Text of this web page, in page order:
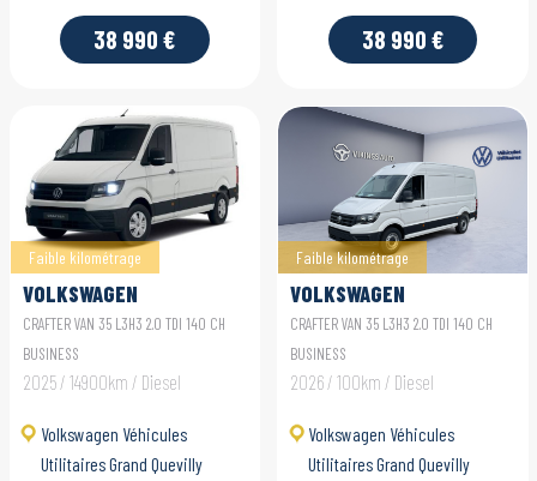
Cardonnay
38 990 € 38 990 €
Faible kilométrage
VOLKSWAGEN
UTILITAIRES CRAFTER
VAN
CRAFTER VAN 35 L3H3 2.0 TDI 140 CH
BUSINESS
2025 / 14900km / Diesel
Volkswagen Véhicules
Utilitaires Grand Quevilly
Faible kilométrage
VOLKSWAGEN
UTILITAIRES CRAFTER
VAN
CRAFTER VAN 35 L3H3 2.0 TDI 140 CH
BUSINESS
2026 / 100km / Diesel
Volkswagen Véhicules
Utilitaires Grand Quevilly